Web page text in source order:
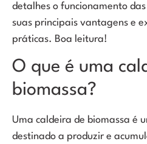
detalhes o funcionamento
suas principais vantagens e
práticas. Boa leitura!
O que é uma
biomassa?
Uma caldeira de biomassa é
destinado a produzir e